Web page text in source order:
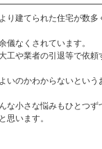
り建てられた住宅が数多
儀なくされています。
工や業者の引退等で依頼
いのかわからないという
な小さな悩みもひとつず
思います。